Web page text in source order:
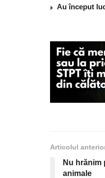
Au început
Articolul
Nu hrănim
animale